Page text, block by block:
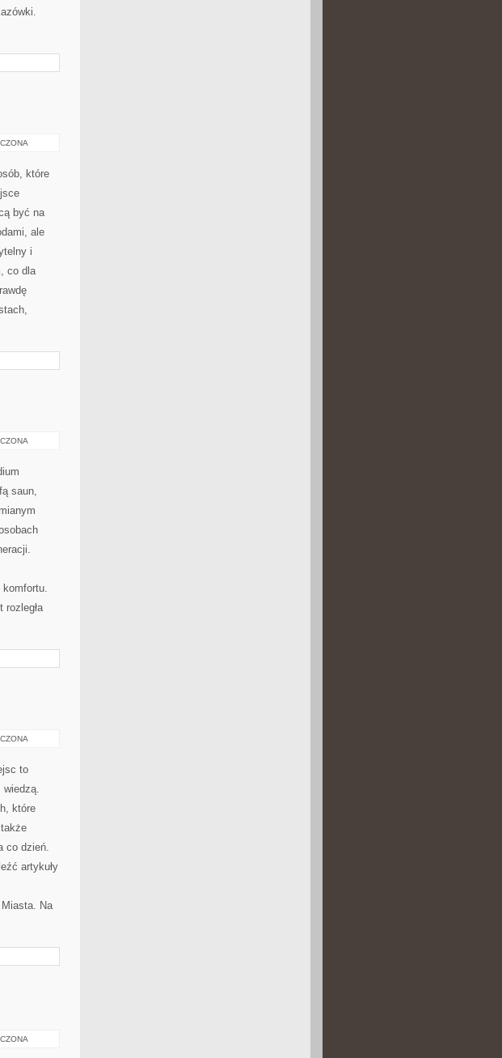
które
być na
ale
i
co dla
saun,
komfortu.
rozległa
to
które
co dzień.
artykuły
Na